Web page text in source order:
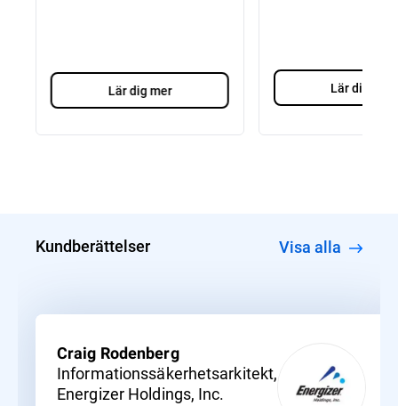
Lär dig mer Lär dig mer
Kundberättelser Visa alla
Craig Rodenberg
Informationssäkerhetsarkitekt,
Energizer Holdings, Inc.